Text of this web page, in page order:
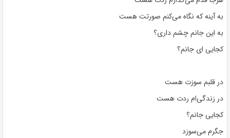
به آینه که نگاه می‌کنم صورتت هست
به این جانم چشم داری؟
کجایی ای جانم؟
در قلبم سوزت هست
در زندگی‌ام ردت هست
کجایی جانم؟
جگرم می‌سوزد